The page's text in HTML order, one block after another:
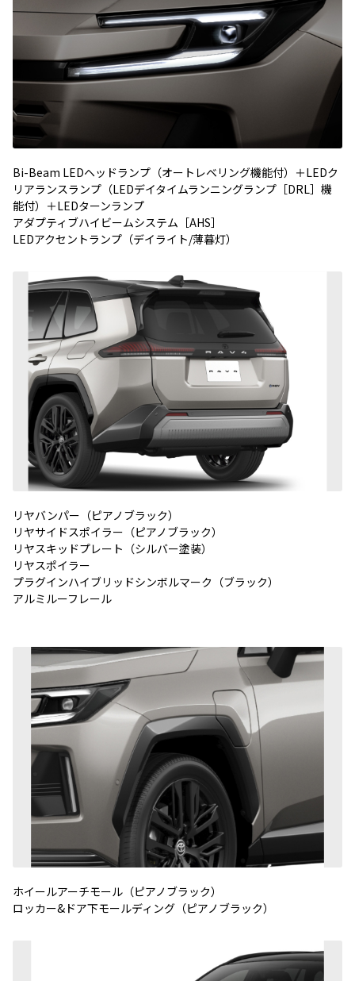
Bi-Beam LEDヘッドランプ（オートレベリング機能付）＋LEDク
リアランスランプ（LEDデイタイムランニングランプ［DRL］機
能付）＋LEDターンランプ
アダプティブハイビームシステム［AHS］
LEDアクセントランプ（デイライト/薄暮灯）
リヤバンパー（ピアノブラック）
リヤサイドスポイラー（ピアノブラック）
リヤスキッドプレート（シルバー塗装）
リヤスポイラー
プラグインハイブリッドシンボルマーク（ブラック）
アルミルーフレール
ホイールアーチモール（ピアノブラック）
ロッカー&ドア下モールディング（ピアノブラック）